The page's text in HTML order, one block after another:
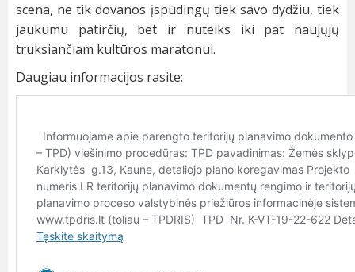
scena, ne tik dovanos įspūdingų tiek savo dydžiu, tiek
jaukumu patirčių, bet ir nuteiks iki pat naujųjų
truksiančiam kultūros maratonui.
Daugiau informacijos rasite: